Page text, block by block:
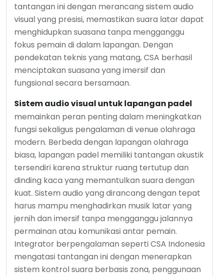
tantangan ini dengan merancang sistem audio
visual yang presisi, memastikan suara latar dapat
menghidupkan suasana tanpa mengganggu
fokus pemain di dalam lapangan. Dengan
pendekatan teknis yang matang, CSA berhasil
menciptakan suasana yang imersif dan
fungsional secara bersamaan.
Sistem audio visual untuk lapangan padel
memainkan peran penting dalam meningkatkan
fungsi sekaligus pengalaman di venue olahraga
modern. Berbeda dengan lapangan olahraga
biasa, lapangan padel memiliki tantangan akustik
tersendiri karena struktur ruang tertutup dan
dinding kaca yang memantulkan suara dengan
kuat. Sistem audio yang dirancang dengan tepat
harus mampu menghadirkan musik latar yang
jernih dan imersif tanpa mengganggu jalannya
permainan atau komunikasi antar pemain.
Integrator berpengalaman seperti CSA Indonesia
mengatasi tantangan ini dengan menerapkan
sistem kontrol suara berbasis zona, penggunaan